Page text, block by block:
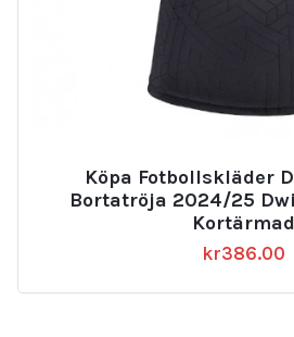
Köpa Fotbollskläder
Bortatröja 2024/25
Kortärmad
kr386.00